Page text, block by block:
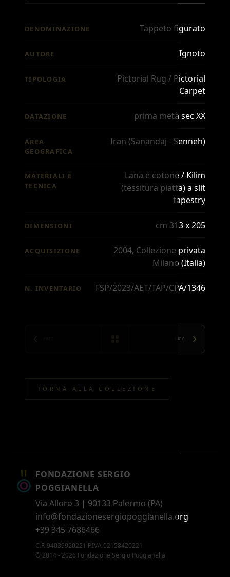
DENOMINAZIONE Tappeto figurato
AUTORE Ignoto
TIPOLOGIA
Pictorial Rug / Pictorial
Carpet
DATAZIONE prima metà sec XX
AREA
GEOGRAFICA
Iran (Sanandaj - Senneh)
MATERIALI E
TECNICA
Lana e cotone / Kilim
(tessitura piatta) a slit
tapestry
DIMENSIONI cm 313 x 205
ACQUISIZIONE
2004, Collezione privata
Milano (Italia)
N. INVENTARIO FSP/2023/AET/TAP/CPA/1346
SUCC.
TORNA ALLA COLLEZIONE
FONDAZIONE SERGIO
POGGIANELLA
Via Alloro 3 | 90133 Palermo (PA)
info@fondazionesergiopoggianella.org
+39 345 7686466
C.F. 94039920221 P.IVA 02158420221
© 2014 - 2026 Fondazione Sergio Poggianella